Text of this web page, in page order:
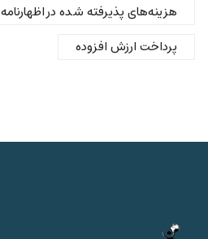
هزینه‌های پذیرفته شده در اظهارنامه
پرداخت ارزش افزوده